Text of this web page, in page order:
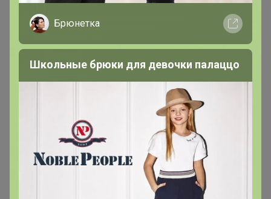
- Прочные бахилы, рекомендую
- Отличные бахилы 👍плотные . Буду брать ещё 🙌
- Бахилы качественные, изготовлены из плотного
резинки. Со своей функцией справляются на ура 🙌
- Бахилы отличные, плотные, я в восторге👍👍👍
- Бахилы отличные, прочные!
- Бахилы плотные, сделаны качественно.
Брюнетка
Школьные брюки для девочки палаццо